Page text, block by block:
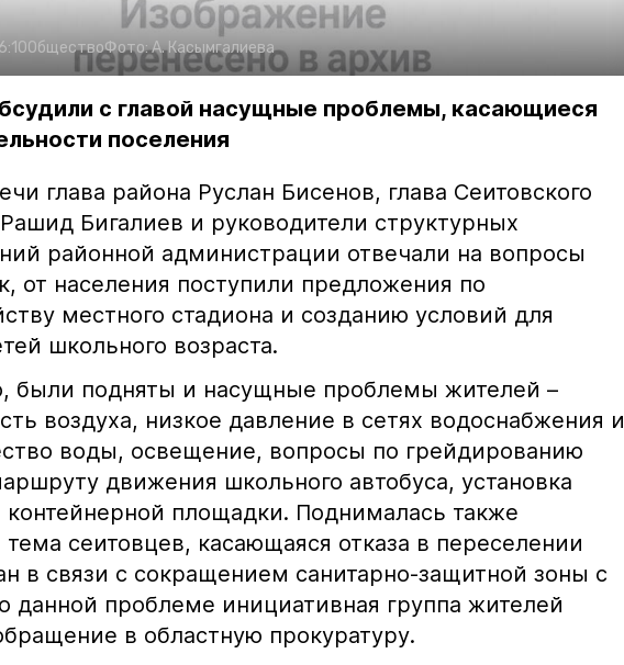
ОбществоФото:А. Касымгалиева
с главой насущные проблемы, касающиеся
поселения
глава района Руслан Бисенов, глава Сеитовского
Бигалиев и руководители структурных
районной администрации отвечали на вопросы
от населения поступили предложения по
местного стадиона и созданию условий для
школьного возраста.
были подняты и насущные проблемы жителей –
воздуха, низкое давление в сетях водоснабжения и
воды, освещение, вопросы по грейдированию
движения школьного автобуса, установка
контейнерной площадки. Поднималась также
сеитовцев, касающаяся отказа в переселении
в связи с сокращением санитарно-защитной зоны с
данной проблеме инициативная группа жителей
в областную прокуратуру.